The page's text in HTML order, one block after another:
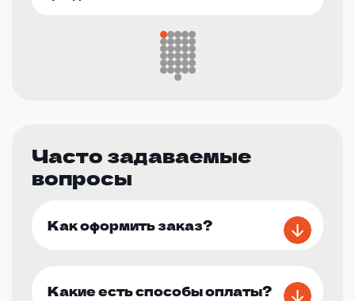
Часто задаваемые
вопросы
Как оформить заказ?
Какие есть способы оплаты?